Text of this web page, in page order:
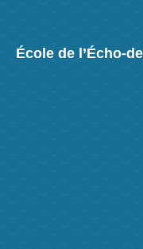
École de l’Écho-